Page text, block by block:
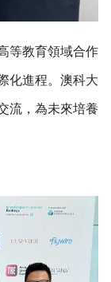
等教育領域合作
化進程。澳科大
流，為未來培養